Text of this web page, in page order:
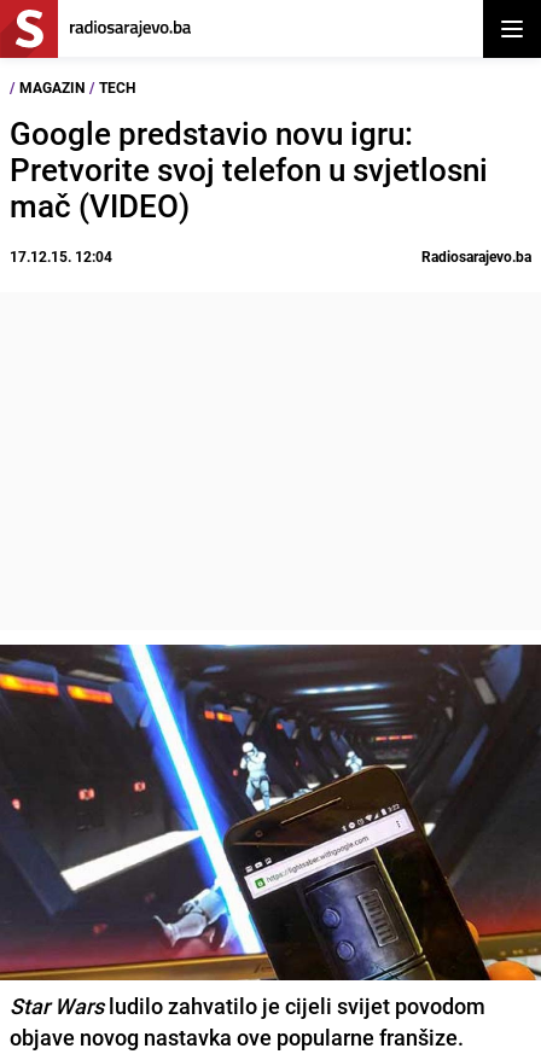
/ MAGAZIN / TECH
Google predstavio novu igru:
Pretvorite svoj telefon u svjetlosni
mač (VIDEO)
17.12.15. 12:04 Radiosarajevo.ba
Star Warsludilo zahvatilo je cijeli svijet povodom
objave novog nastavka ove popularne franšize.